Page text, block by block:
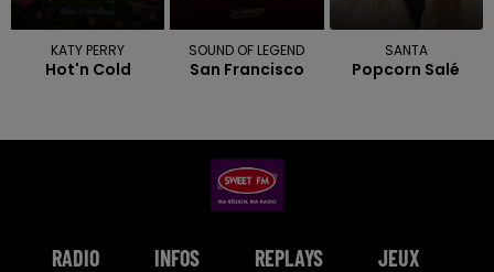
KATY PERRY
Hot'n Cold
SOUND OF LEGEND
San Francisco
SANTA
Popcorn Salé
RADIO INFOS REPLAYS JEUX